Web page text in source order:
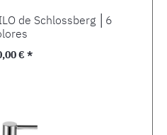
de Schlossberg │6
normal:
€ *